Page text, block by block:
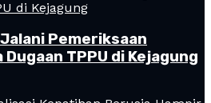
Pemeriksaan
TPPU di Kejagung